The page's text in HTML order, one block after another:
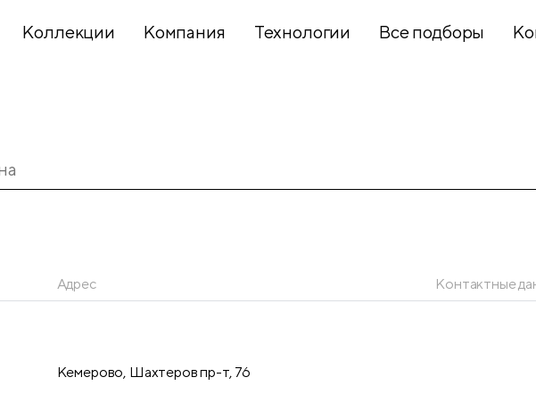
Школьный
Бумажная
Коллекции Компания Технологии Все подборы
Адрес Контактные
Кемерово, Шахтеров пр-т, 76